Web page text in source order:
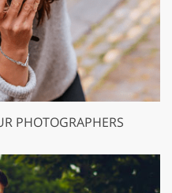
PHOTOGRAPHERS